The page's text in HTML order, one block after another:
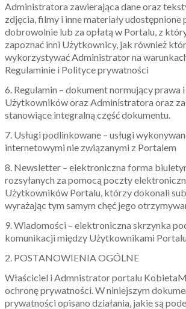
Administratora zawierająca dane oraz
zdjęcia, filmy i inne materiały udostępnione
dobrowolnie lub za opłatą w Portalu, z
zapoznać inni Użytkownicy, jak również
wykorzystywać Administrator na
Regulaminie i Polityce prywatności
6. Regulamin – dokument normujący prawa
Użytkowników oraz Administratora oraz
stanowiące integralną część dokumentu.
7. Usługi podlinkowane – usługi
internetowymi nie związanymi z Portalem
8. Newsletter – elektroniczna forma
rozsyłanych za pomocą poczty
Użytkowników Portalu, którzy dokonali
wyrażając tym samym chęć jego
9. Wiadomości – elektroniczna skrzynka
komunikacji między Użytkownikami
2. POSTANOWIENIA OGÓLNE
Właściciel i Admnistrator portalu
ochronę prywatności. W niniejszym
prywatności opisano działania, jakie są